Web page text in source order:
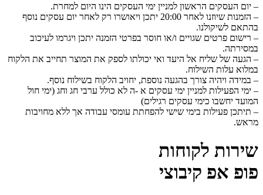
– יום העסקים הראשון למניין ימי העסקים הינו היום למחרת.
– הזמנות שיוזנו לאחר 20:00 יתכן ויאושרו רק לאחר יום עסקים נוסף
בהתאם לשיקולנו.
– רישום פרטים שגויים ו/או חוסר בפרטי הזמנה יתכן ויגרמו לעיכוב
במסירתה.
– הגעה של שליח אל היעד ואי יכולתו לספק את המוצר תחייב את הלקוח
במלוא עלות השילוח.
– במידה ויהיה צורך בהגעה נוספת, יחויב הלקוח בשילוח נוסף.
– ימי הפעילות למניין ימי עסקים א -ה לא כולל ערבי חג וחג (ימי חול
המועד יחשבו כימי עסקים רגילים)
– תיתכן פעילות בימי שישי להפחתת עומסי עבודה אך ללא מחויבות
מראש.
שירות לקוחות
פופ אפ קיבוצי